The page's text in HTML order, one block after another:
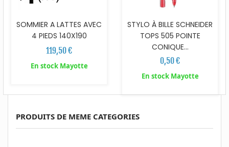
SOMMIER A LATTES AVEC
4 PIEDS 140X190
119,50 €
En stock Mayotte
STYLO À BILLE SCHNEIDER
TOPS 505 POINTE
CONIQUE...
0,50 €
En stock Mayotte
PRODUITS DE MEME CATEGORIES